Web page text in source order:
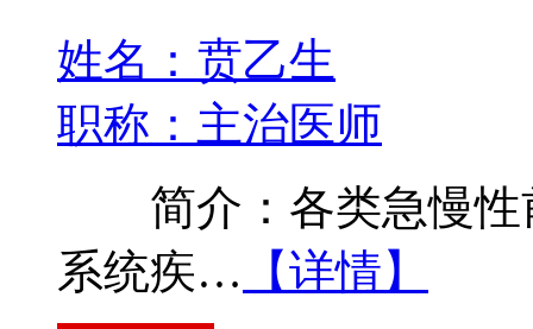
姓名：贲乙生
职称：主治医师
简介：各类急慢性
系统疾… 【详情】